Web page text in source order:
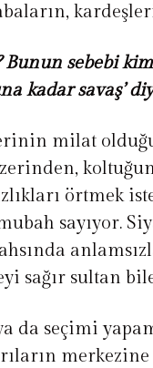
sebebi
kadar savaş’
milat
örtmek
sayıyor.
sağır sultan
da seçimi